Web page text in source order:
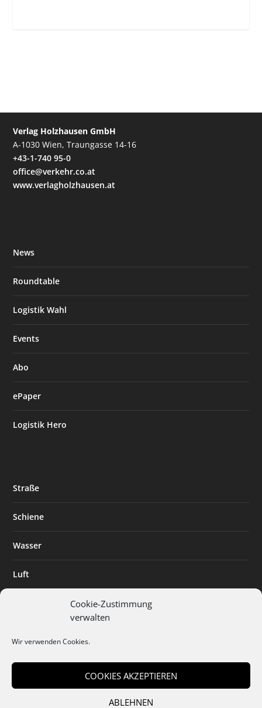
Cookie-Zustimmung
verwalten
Wir verwenden Cookies.
COOKIES AKZEPTIEREN
ABLEHNEN
Verlag Holzhausen GmbH
A-1030 Wien, Traungasse 14-16
+43-1-740 95-0
office@verkehr.co.at
www.verlagholzhausen.at
News
Roundtable
Logistik Wahl
Events
Abo
ePaper
Logistik Hero
Straße
Schiene
Wasser
Luft
Digitalisierung